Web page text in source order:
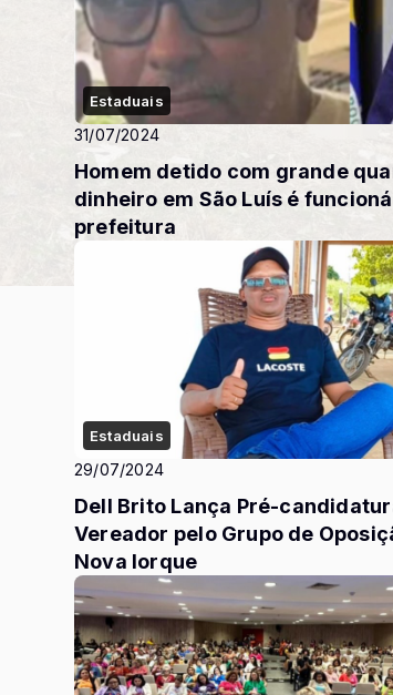
Estaduais
31/07/2024
Homem detido com grande
dinheiro em São Luís é
prefeitura
Estaduais
29/07/2024
Dell Brito Lança Pré-
Vereador pelo Grupo de
Nova Iorque